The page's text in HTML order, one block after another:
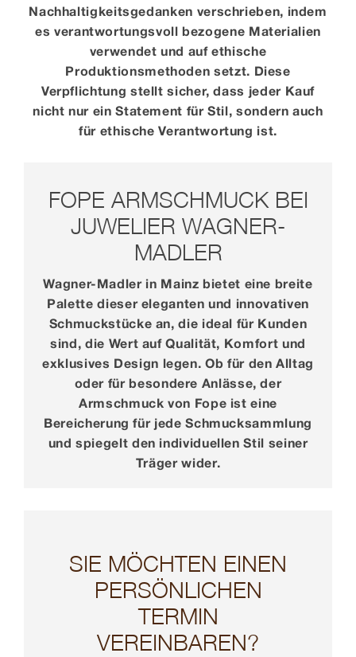
Nachhaltigkeitsgedanken verschrieben, indem
es verantwortungsvoll bezogene Materialien
verwendet und auf ethische
Produktionsmethoden setzt. Diese
Verpflichtung stellt sicher, dass jeder Kauf
nicht nur ein Statement für Stil, sondern auch
für ethische Verantwortung ist.
FOPE ARMSCHMUCK BEI
JUWELIER WAGNER-
MADLER
Wagner-Madler in Mainz bietet eine breite
Palette dieser eleganten und innovativen
Schmuckstücke an, die ideal für Kunden
sind, die Wert auf Qualität, Komfort und
exklusives Design legen. Ob für den Alltag
oder für besondere Anlässe, der
Armschmuck von Fope ist eine
Bereicherung für jede Schmucksammlung
und spiegelt den individuellen Stil seiner
Träger wider.
SIE MÖCHTEN EINEN
PERSÖNLICHEN
TERMIN
VEREINBAREN?